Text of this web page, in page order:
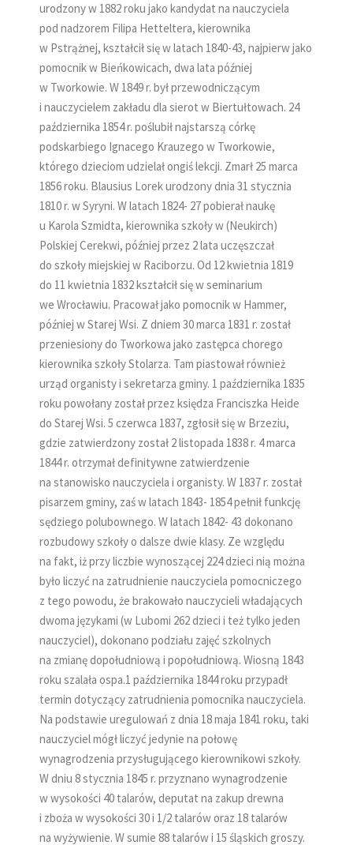
urodzony w 1882 roku jako kandydat na nauczyciela
pod nadzorem Filipa Hetteltera, kierownika
w Pstrążnej, kształcił się w latach 1840-43, najpierw jako
pomocnik w Bieńkowicach, dwa lata później
w Tworkowie. W 1849 r. był przewodniczącym
i nauczycielem zakładu dla sierot w Biertułtowach. 24
października 1854 r. poślubił najstarszą córkę
podskarbiego Ignacego Krauzego w Tworkowie,
którego dzieciom udzielał ongiś lekcji. Zmarł 25 marca
1856 roku. Blausius Lorek urodzony dnia 31 stycznia
1810 r. w Syryni. W latach 1824- 27 pobierał naukę
u Karola Szmidta, kierownika szkoły w (Neukirch)
Polskiej Cerekwi, później przez 2 lata uczęszczał
do szkoły miejskiej w Raciborzu. Od 12 kwietnia 1819
do 11 kwietnia 1832 kształcił się w seminarium
we Wrocławiu. Pracował jako pomocnik w Hammer,
później w Starej Wsi. Z dniem 30 marca 1831 r. został
przeniesiony do Tworkowa jako zastępca chorego
kierownika szkoły Stolarza. Tam piastował również
urząd organisty i sekretarza gminy. 1 października 1835
roku powołany został przez księdza Franciszka Heide
do Starej Wsi. 5 czerwca 1837, zgłosił się w Brzeziu,
gdzie zatwierdzony został 2 listopada 1838 r. 4 marca
1844 r. otrzymał definitywne zatwierdzenie
na stanowisko nauczyciela i organisty. W 1837 r. został
pisarzem gminy, zaś w latach 1843- 1854 pełnił funkcję
sędziego polubownego. W latach 1842- 43 dokonano
rozbudowy szkoły o dalsze dwie klasy. Ze względu
na fakt, iż przy liczbie wynoszącej 224 dzieci nią można
było liczyć na zatrudnienie nauczyciela pomocniczego
z tego powodu, że brakowało nauczycieli władających
dwoma językami (w Lubomi 262 dzieci i też tylko jeden
nauczyciel), dokonano podziału zajęć szkolnych
na zmianę dopołudniową i popołudniową. Wiosną 1843
roku szalała ospa.1 października 1844 roku przypadł
termin dotyczący zatrudnienia pomocnika nauczyciela.
Na podstawie uregulowań z dnia 18 maja 1841 roku, taki
nauczyciel mógł liczyć jedynie na połowę
wynagrodzenia przysługującego kierownikowi szkoły.
W dniu 8 stycznia 1845 r. przyznano wynagrodzenie
w wysokości 40 talarów, deputat na zakup drewna
i zboża w wysokości 30 i 1/2 talarów oraz 18 talarów
na wyżywienie. W sumie 88 talarów i 15 śląskich groszy.